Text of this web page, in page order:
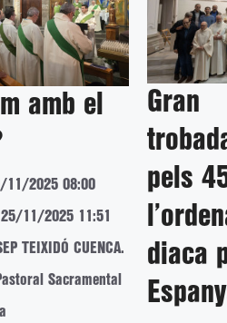
amb el
11/2025 08:00
11/2025 11:51
TEIXIDÓ CUENCA.
Sacramental
Gran
pels
diaca